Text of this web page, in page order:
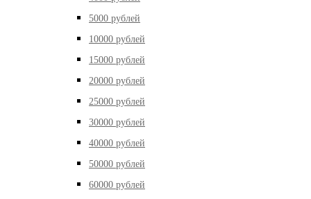
5000 рублей
10000 рублей
15000 рублей
20000 рублей
25000 рублей
30000 рублей
40000 рублей
50000 рублей
60000 рублей